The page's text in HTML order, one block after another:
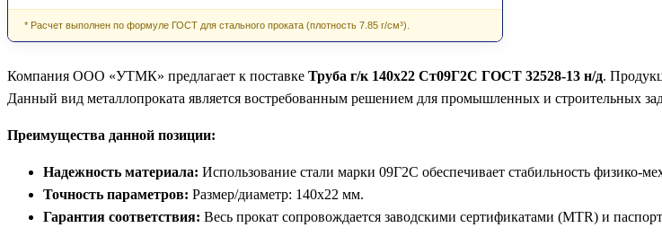
* Расчет выполнен по формуле ГОСТ для стального проката (плотность 7.85 г/см³).
Компания ООО «УТМК» предлагает к поставке Труба г/к 140х22 Ст09Г2С ГОСТ 32528-13 н/д.
Данный вид металлопроката является востребованным решением для промышленных и строительных
Преимущества данной позиции:
Надежность материала: Использование стали марки 09Г2С обеспечивает стабильность физико-
Точность параметров: Размер/диаметр: 140х22 мм.
Гарантия соответствия: Весь прокат сопровождается заводскими сертификатами (MTR) и